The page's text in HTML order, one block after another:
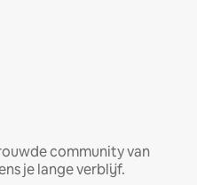
community van
je lange verblijf.